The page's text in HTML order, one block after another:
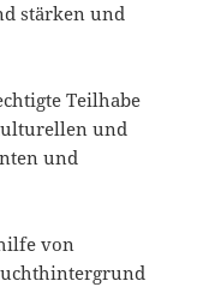
stärken und
Teilhabe
und
und
von